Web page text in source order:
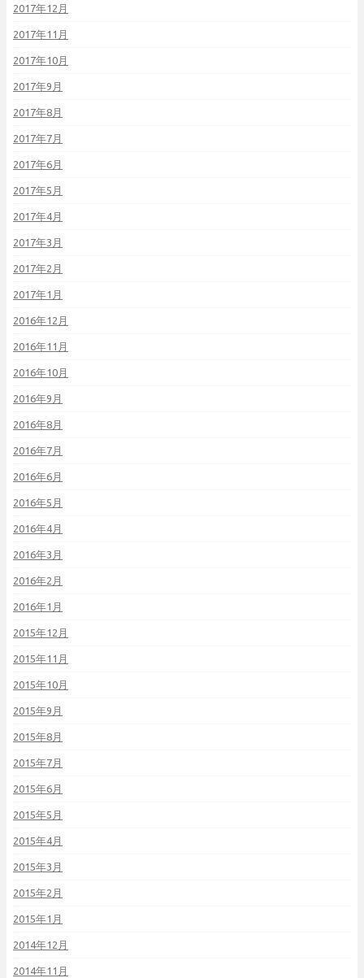
2017年12月
2017年11月
2017年10月
2017年9月
2017年8月
2017年7月
2017年6月
2017年5月
2017年4月
2017年3月
2017年2月
2017年1月
2016年12月
2016年11月
2016年10月
2016年9月
2016年8月
2016年7月
2016年6月
2016年5月
2016年4月
2016年3月
2016年2月
2016年1月
2015年12月
2015年11月
2015年10月
2015年9月
2015年8月
2015年7月
2015年6月
2015年5月
2015年4月
2015年3月
2015年2月
2015年1月
2014年12月
2014年11月